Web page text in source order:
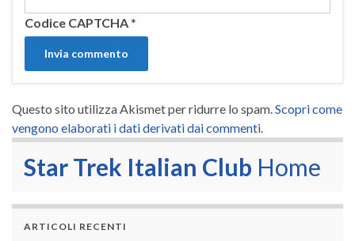
Codice CAPTCHA*
Questo sito utilizza Akismet per ridurre lo spam.Scopri come
vengono elaborati i dati derivati dai commenti.
Star Trek Italian Club Home
ARTICOLI RECENTI